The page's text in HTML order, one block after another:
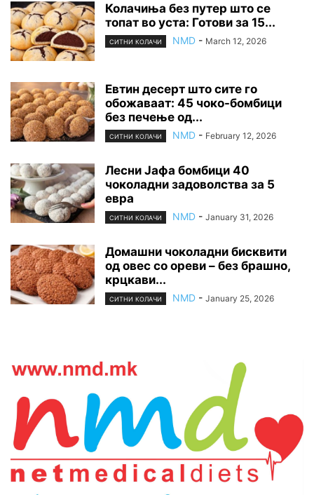
Колачиња без путер што се
топат во уста: Готови за 15...
СИТНИ КОЛАЧИ NMD - March 12, 2026
Евтин десерт што сите го
обожаваат: 45 чоко-бомбици
без печење од...
СИТНИ КОЛАЧИ NMD - February 12, 2026
Лесни Јафа бомбици 40
чоколадни задоволства за 5
евра
СИТНИ КОЛАЧИ NMD - January 31, 2026
Домашни чоколадни бисквити
од овес со ореви – без брашно,
крцкави...
СИТНИ КОЛАЧИ NMD - January 25, 2026